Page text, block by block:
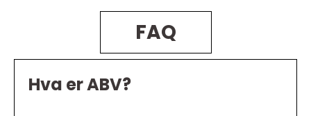
FAQ
Hva er ABV?